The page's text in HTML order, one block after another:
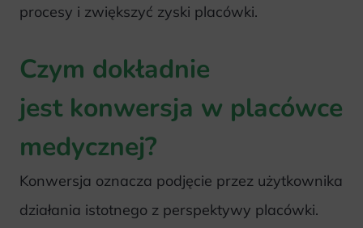
procesy i zwiększyć zyski placówki.
Czym dokładnie
jest konwersja w placówce
medycznej?
Konwersja oznacza podjęcie przez użytkownika
działania istotnego z perspektywy placówki.